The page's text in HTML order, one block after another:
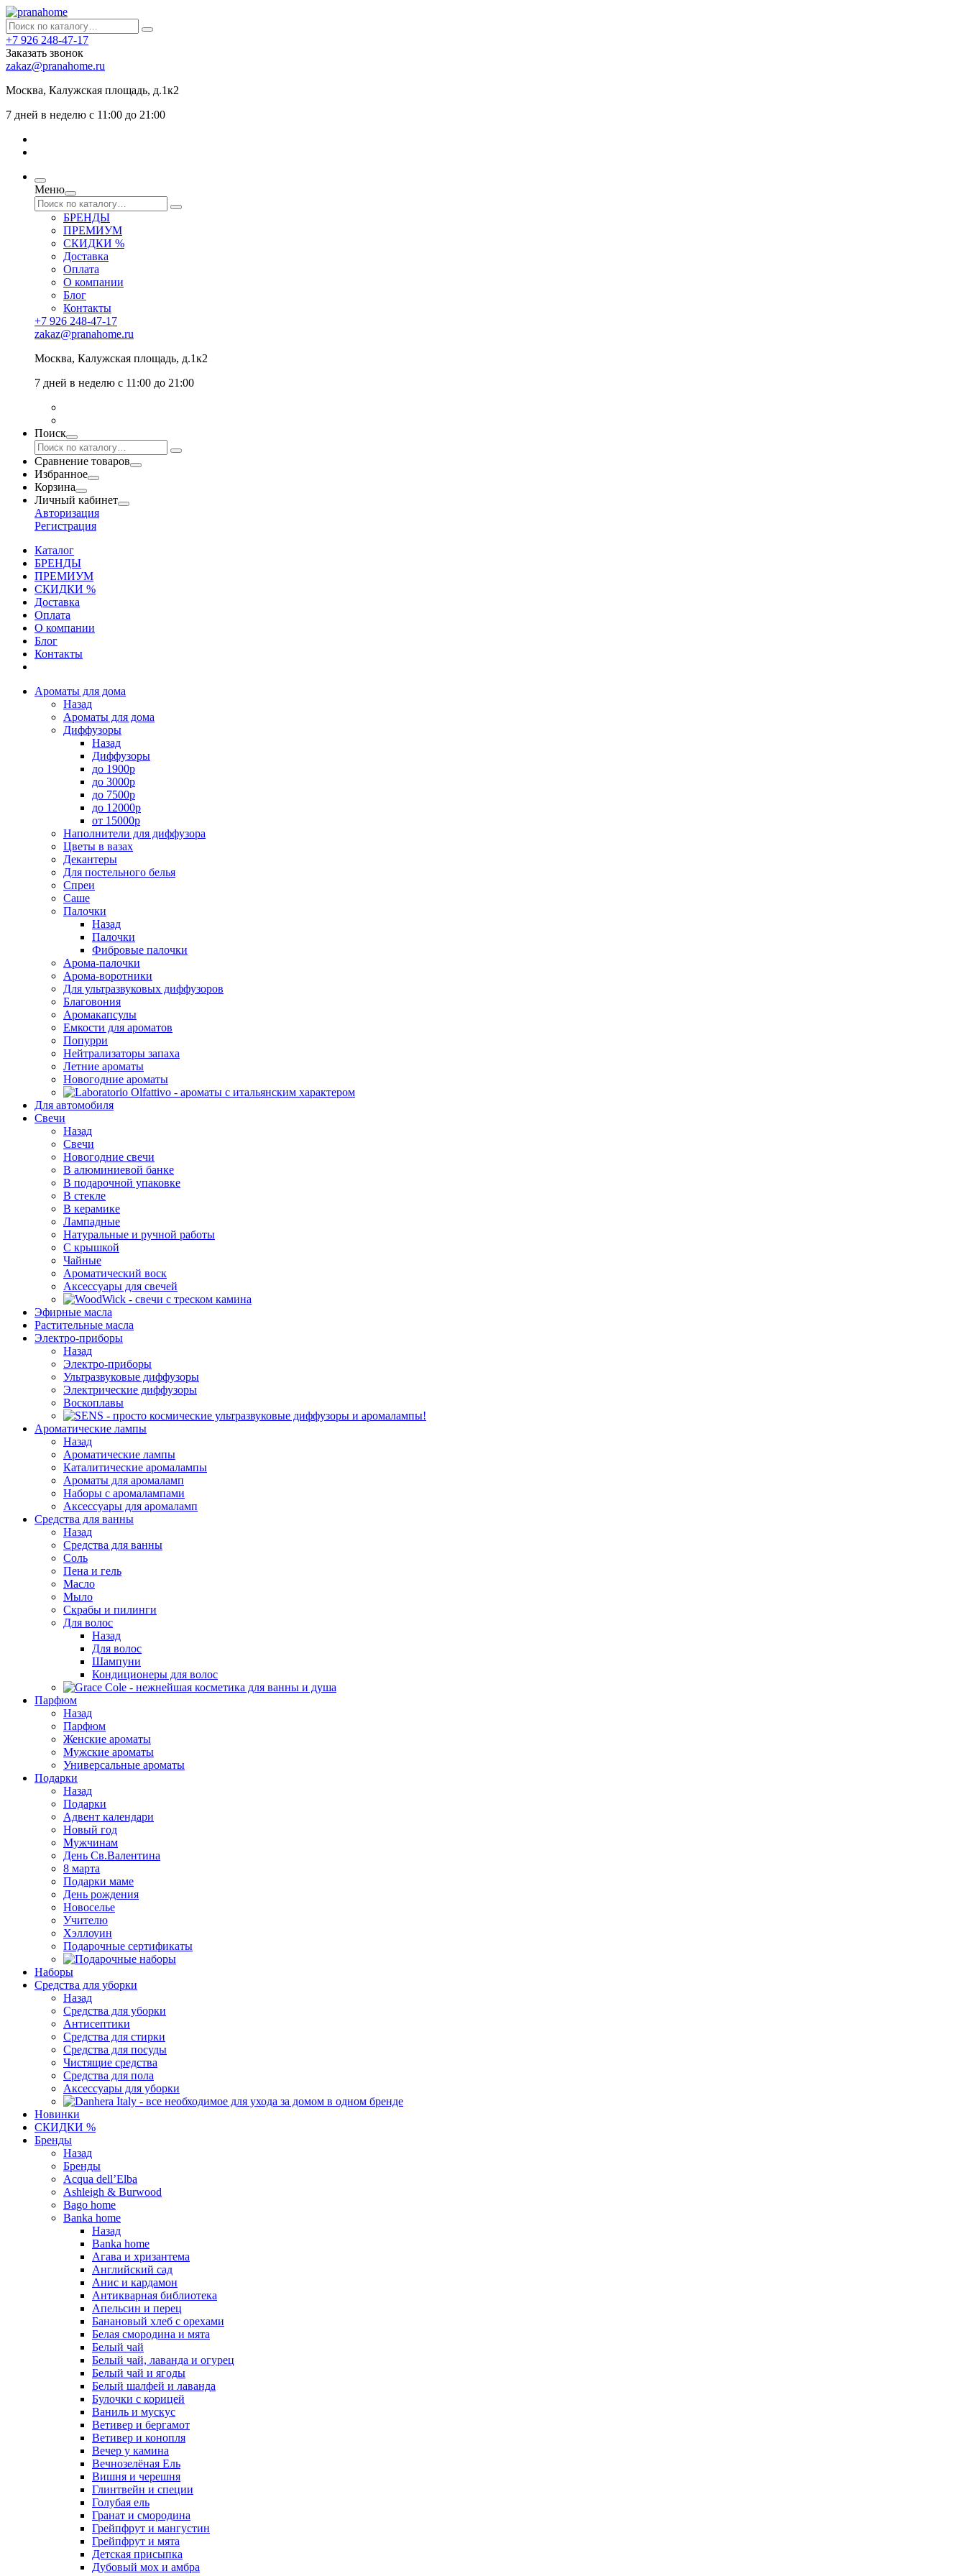
+7 926 248-47-17
Заказать звонок
zakaz@pranahome.ru
Москва, Калужская площадь, д.1к2
7 дней в неделю с 11:00 до 21:00
Меню
БРЕНДЫ
ПРЕМИУМ
СКИДКИ %
Доставка
Оплата
О компании
Блог
Контакты
+7 926 248-47-17
zakaz@pranahome.ru
Москва, Калужская площадь, д.1к2
7 дней в неделю с 11:00 до 21:00
Поиск
Сравнение товаров
Избранное
Корзина
Личный кабинет
Авторизация
Регистрация
Каталог
БРЕНДЫ
ПРЕМИУМ
СКИДКИ %
Доставка
Оплата
О компании
Блог
Контакты
Ароматы для дома
Назад
Ароматы для дома
Диффузоры
Назад
Диффузоры
до 1900р
до 3000р
до 7500р
до 12000р
от 15000р
Наполнители для диффузора
Цветы в вазах
Декантеры
Для постельного белья
Спреи
Саше
Палочки
Назад
Палочки
Фибровые палочки
Арома-палочки
Арома-воротники
Для ультразвуковых диффузоров
Благовония
Аромакапсулы
Емкости для ароматов
Попурри
Нейтрализаторы запаха
Летние ароматы
Новогодние ароматы
Для автомобиля
Свечи
Назад
Свечи
Новогодние свечи
В алюминиевой банке
В подарочной упаковке
В стекле
В керамике
Лампадные
Натуральные и ручной работы
С крышкой
Чайные
Ароматический воск
Аксессуары для свечей
Эфирные масла
Растительные масла
Электро-приборы
Назад
Электро-приборы
Ультразвуковые диффузоры
Электрические диффузоры
Воскоплавы
Ароматические лампы
Назад
Ароматические лампы
Каталитические аромалампы
Ароматы для аромаламп
Наборы с аромалампами
Аксессуары для аромаламп
Средства для ванны
Назад
Средства для ванны
Соль
Пена и гель
Масло
Мыло
Скрабы и пилинги
Для волос
Назад
Для волос
Шампуни
Кондиционеры для волос
Парфюм
Назад
Парфюм
Женские ароматы
Мужские ароматы
Универсальные ароматы
Подарки
Назад
Подарки
Адвент календари
Новый год
Мужчинам
День Св.Валентина
8 марта
Подарки маме
День рождения
Новоселье
Учителю
Хэллоуин
Подарочные сертификаты
Наборы
Средства для уборки
Назад
Средства для уборки
Антисептики
Средства для стирки
Средства для посуды
Чистящие средства
Средства для пола
Аксессуары для уборки
Новинки
СКИДКИ %
Бренды
Назад
Бренды
Acqua dell’Elba
Ashleigh & Burwood
Bago home
Banka home
Назад
Banka home
Агава и хризантема
Английский сад
Анис и кардамон
Антикварная библиотека
Апельсин и перец
Банановый хлеб с орехами
Белая смородина и мята
Белый чай
Белый чай, лаванда и огурец
Белый чай и ягоды
Белый шалфей и лаванда
Булочки с корицей
Ваниль и мускус
Ветивер и бергамот
Ветивер и конопля
Вечер у камина
Вечнозелёная Ель
Вишня и черешня
Глинтвейн и специи
Голубая ель
Гранат и смородина
Грейпфрут и мангустин
Грейпфрут и мята
Детская присыпка
Дубовый мох и амбра